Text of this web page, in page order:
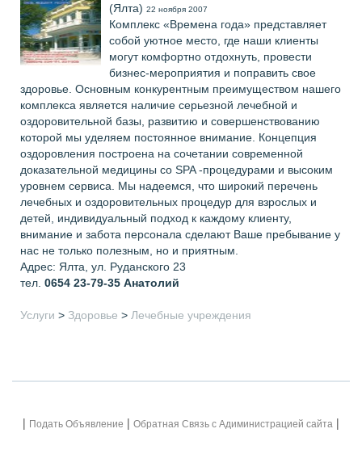
(Ялта) 22 ноября 2007
Комплекс «Времена года» представляет
собой уютное место, где наши клиенты
могут комфортно отдохнуть, провести
бизнес-мероприятия и поправить свое
здоровье. Основным конкурентным преимуществом нашего
комплекса является наличие серьезной лечебной и
оздоровительной базы, развитию и совершенствованию
которой мы уделяем постоянное внимание. Концепция
оздоровления построена на сочетании современной
доказательной медицины со SPA -процедурами и высоким
уровнем сервиса. Мы надеемся, что широкий перечень
лечебных и оздоровительных процедур для взрослых и
детей, индивидуальный подход к каждому клиенту,
внимание и забота персонала сделают Ваше пребывание у
нас не только полезным, но и приятным.
Адрес: Ялта, ул. Руданского 23
тел. 0654 23-79-35 Анатолий
Услуги > Здоровье > Лечебные учреждения
| Подать Объявление | Обратная Связь с Адиминистрацией сайта |